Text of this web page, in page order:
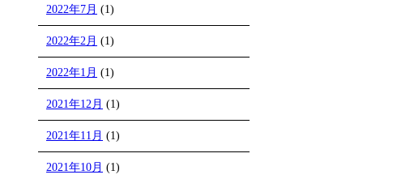
2022年7月 (1)
2022年2月 (1)
2022年1月 (1)
2021年12月 (1)
2021年11月 (1)
2021年10月 (1)